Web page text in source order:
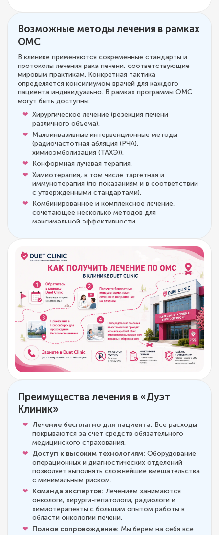
Возможные методы лечения в рамках
ОМС
В клинике применяются современные стандарты и
протоколы лечения рака печени, соответствующие
мировым практикам. Конкретная тактика
определяется консилиумом врачей для каждого
пациента индивидуально. В рамках программы ОМС
могут быть доступны:
Хирургическое лечение (резекция печени
различного объема).
Малоинвазивные интервенционные методы
(радиочастотная абляция (РЧА),
химиоэмболизация (ТАХЭ)).
Конформная лучевая терапия.
Химиотерапия, в том числе таргетная и
иммунотерапия (по показаниям и в соответствии
с утвержденными стандартами).
Комбинированное и комплексное лечение,
сочетающее несколько методов для
максимальной эффективности.
Преимущества лечения в «Дуэт
Клиник»
Лечение бесплатно для пациента: Все расходы
покрываются за счет средств обязательного
медицинского страхования.
Доступ к высоким технологиям: Оборудование
операционных и диагностических отделений
позволяет выполнять сложнейшие вмешательства
с минимальным риском.
Команда экспертов: Лечением занимаются
онкологи, хирурги-гепатологи, радиологи и
химиотерапевты с большим опытом работы в
области онкологии печени.
Полное сопровождение: Мы берем на себя все